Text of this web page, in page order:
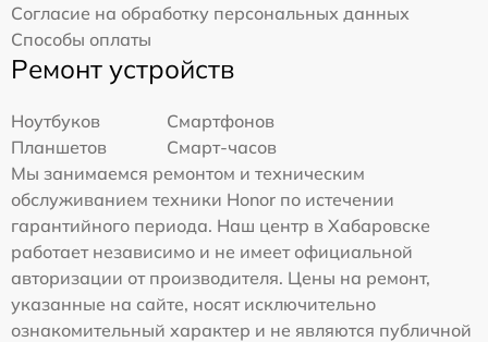
Согласие на обработку персональных данных
Способы оплаты
Ремонт устройств
Ноутбуков
Смартфонов
Планшетов
Смарт-часов
Мы занимаемся ремонтом и техническим
обслуживанием техники Honor по истечении
гарантийного периода. Наш центр в Хабаровске
работает независимо и не имеет официальной
авторизации от производителя. Цены на ремонт,
указанные на сайте, носят исключительно
ознакомительный характер и не являются публичной